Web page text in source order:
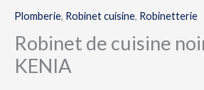
Plomberie, Robinet cuisine, Robinetterie
Robinet de cuisine
KENIA